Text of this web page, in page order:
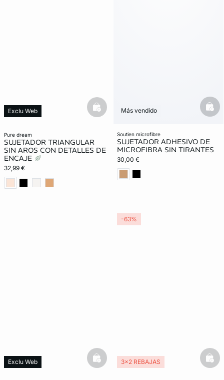
pure dream
SUJETADOR TRIANGULAR
SIN AROS CON DETALLES DE
ENCAJE
32,99 €
Exclu Web
basketfull
soutien microfibre
SUJETADOR ADHESIVO DE
MICROFIBRA SIN TIRANTES
30,00 €
Más vendido
Exclu Web
basketfull3x2 REBAJAS
-63%